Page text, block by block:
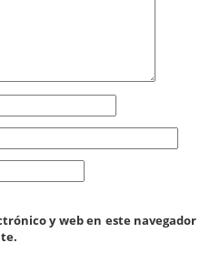
y web en este navegador